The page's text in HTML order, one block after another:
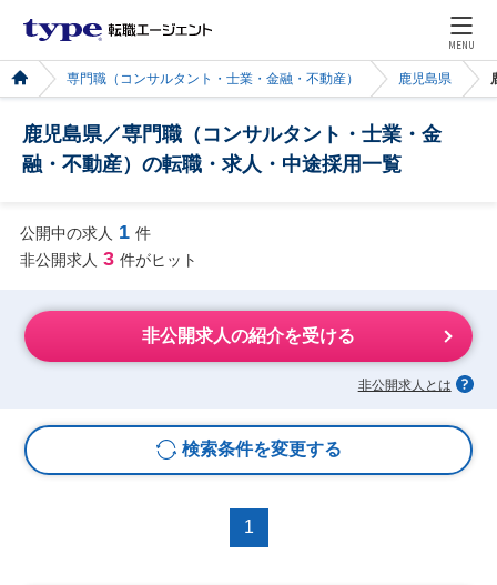
MENU
専門職（コンサルタント・士業・金融・不動産） 鹿児島県
鹿児島県／専門職（コンサルタント・士業・金
融・不動産）の転職・求人・中途採用一覧
公開中の求人 1 件
非公開求人 3 件がヒット
非公開求人の紹介を受ける
非公開求人とは
検索条件を変更する
1